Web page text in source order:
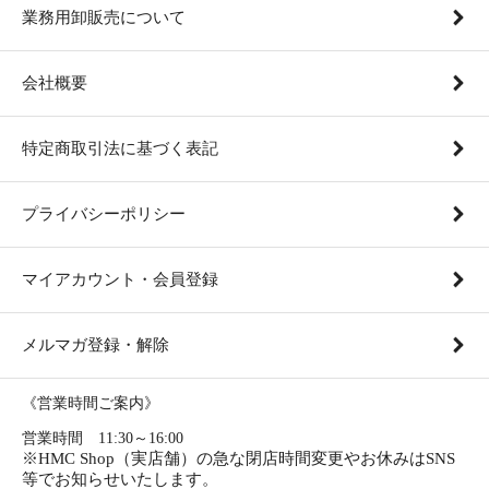
業務用卸販売について
会社概要
特定商取引法に基づく表記
プライバシーポリシー
マイアカウント・会員登録
メルマガ登録・解除
《営業時間ご案内》
営業時間 11:30～16:00
※HMC Shop（実店舗）の急な閉店時間変更やお休みはSNS
等でお知らせいたします。